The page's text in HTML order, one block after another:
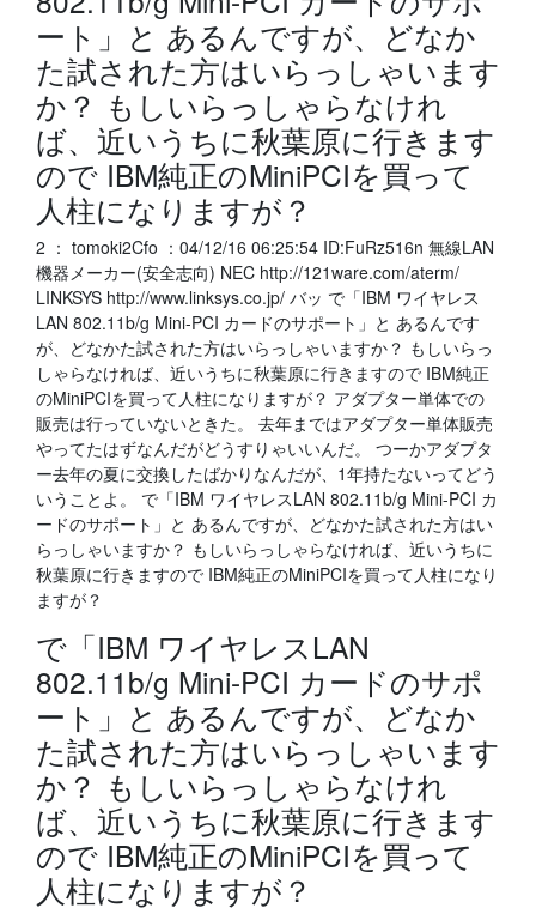
ート」と あるんですが、どなか
た試された方はいらっしゃいます
か？ もしいらっしゃらなけれ
ば、近いうちに秋葉原に行きます
ので IBM純正のMiniPCIを買って
人柱になりますが？
2 ： tomoki2Cfo ：04/12/16 06:25:54 ID:FuRz516n 無線LAN
機器メーカー(安全志向) NEC http://121ware.com/aterm/
LINKSYS http://www.linksys.co.jp/ バッ で「IBM ワイヤレス
LAN 802.11b/g Mini-PCI カードのサポート」と あるんです
が、どなかた試された方はいらっしゃいますか？ もしいらっ
しゃらなければ、近いうちに秋葉原に行きますので IBM純正
のMiniPCIを買って人柱になりますが？ アダプター単体での
販売は行っていないときた。 去年まではアダプター単体販売
やってたはずなんだがどうすりゃいいんだ。 つーかアダプタ
ー去年の夏に交換したばかりなんだが、1年持たないってどう
いうことよ。 で「IBM ワイヤレスLAN 802.11b/g Mini-PCI カ
ードのサポート」と あるんですが、どなかた試された方はい
らっしゃいますか？ もしいらっしゃらなければ、近いうちに
秋葉原に行きますので IBM純正のMiniPCIを買って人柱になり
ますが？
で「IBM ワイヤレスLAN
802.11b/g Mini-PCI カードのサポ
ート」と あるんですが、どなか
た試された方はいらっしゃいます
か？ もしいらっしゃらなけれ
ば、近いうちに秋葉原に行きます
ので IBM純正のMiniPCIを買って
人柱になりますが？